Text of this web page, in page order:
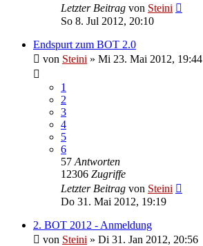
Letzter Beitrag von Steini
So 8. Jul 2012, 20:10
Endspurt zum BOT 2.0
von Steini » Mi 23. Mai 2012, 19:44
1
2
3
4
5
6
57 Antworten
12306 Zugriffe
Letzter Beitrag von Steini
Do 31. Mai 2012, 19:19
2. BOT 2012 - Anmeldung
von Steini » Di 31. Jan 2012, 20:56